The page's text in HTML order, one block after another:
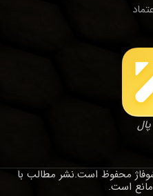
محفوظ است.نشر مطالب با
است.